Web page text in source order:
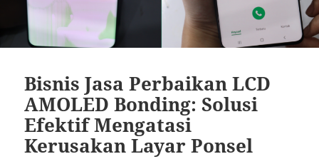
Bisnis Jasa Perbaikan LCD
AMOLED Bonding: Solusi
Efektif Mengatasi
Kerusakan Layar Ponsel